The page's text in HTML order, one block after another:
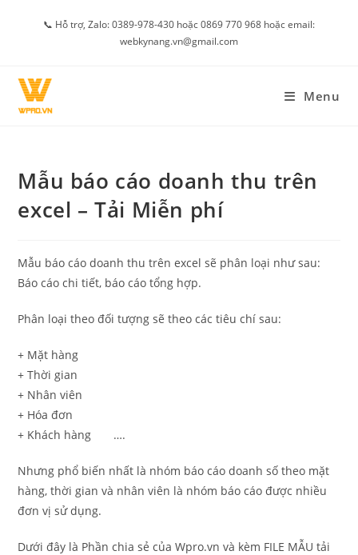
📞 Hỗ trợ, Zalo: 0389-978-430 hoặc 0869 770 968 hoặc email:
webkynang.vn@gmail.com
Menu
Mẫu báo cáo doanh thu trên
excel – Tải Miễn phí
Mẫu báo cáo doanh thu trên excel sẽ phân loại như sau:
Báo cáo chi tiết, báo cáo tổng hợp.
Phân loại theo đối tượng sẽ theo các tiêu chí sau:
+ Mặt hàng
+ Thời gian
+ Nhân viên
+ Hóa đơn
+ Khách hàng ….
Nhưng phổ biến nhất là nhóm báo cáo doanh số theo mặt
hàng, thời gian và nhân viên là nhóm báo cáo được nhiều
đơn vị sử dụng.
Dưới đây là Phần chia sẻ của Wpro.vn và kèm FILE MẪU tải